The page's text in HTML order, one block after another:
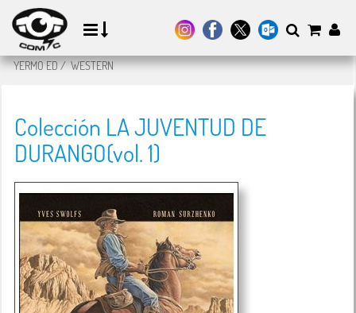
YERMO ED/WESTERN
Colección LA JUVENTUD DE
DURANGO(vol. 1)